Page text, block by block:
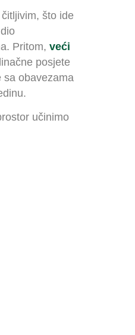
što ide
Pritom, veći
posjete
sa obavezama
učinimo